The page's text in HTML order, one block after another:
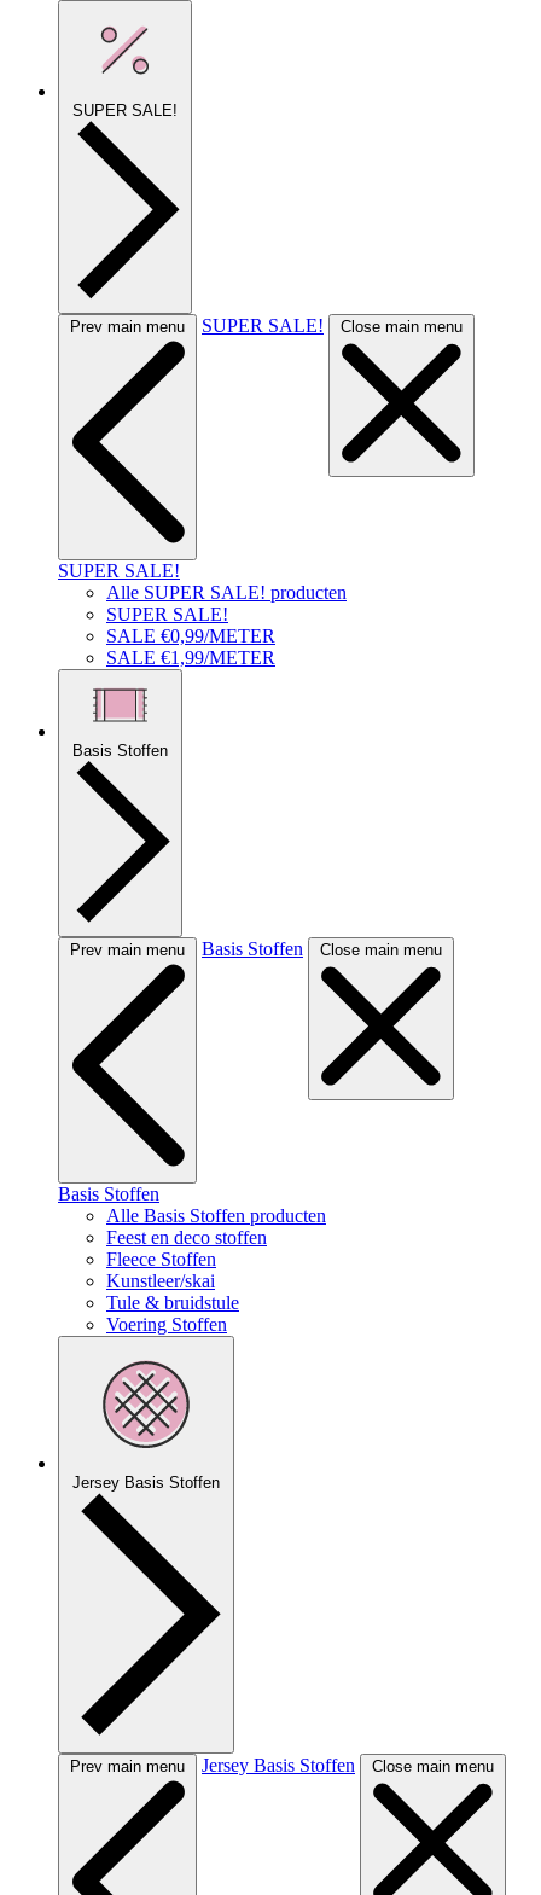
SUPER SALE!
Prev main menu SUPER SALE! Close main menu
SUPER SALE!
Alle SUPER SALE! producten
SUPER SALE!
SALE €0,99/METER
SALE €1,99/METER
Basis Stoffen
Prev main menu Basis Stoffen Close main menu
Basis Stoffen
Alle Basis Stoffen producten
Feest en deco stoffen
Fleece Stoffen
Kunstleer/skai
Tule & bruidstule
Voering Stoffen
Jersey Basis Stoffen
Prev main menu Jersey Basis Stoffen Close main menu